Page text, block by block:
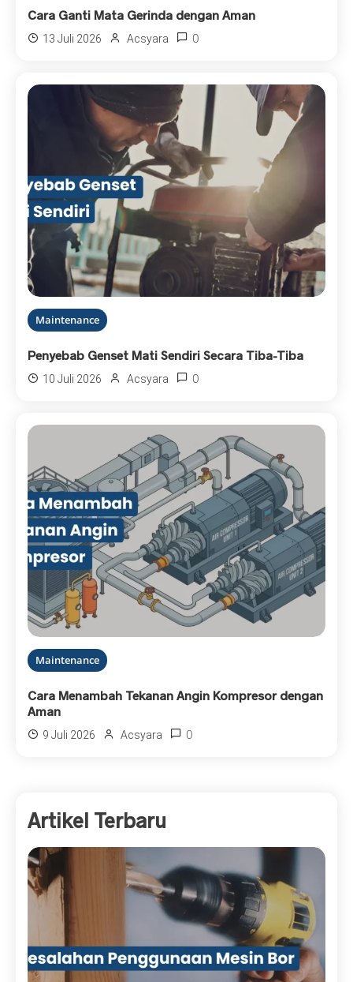
Cara Ganti Mata Gerinda dengan Aman
13 Juli 2026 Acsyara 0
Maintenance
Penyebab Genset Mati Sendiri Secara Tiba-Tiba
10 Juli 2026 Acsyara 0
Maintenance
Cara Menambah Tekanan Angin Kompresor dengan
Aman
9 Juli 2026 Acsyara 0
Artikel Terbaru